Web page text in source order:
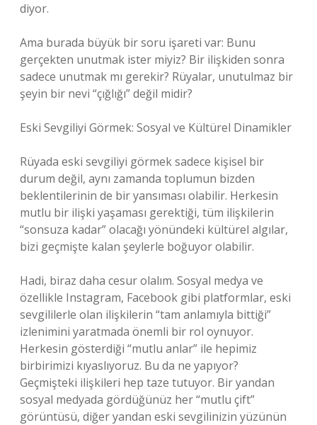
diyor.
Ama burada büyük bir soru işareti var: Bunu
gerçekten unutmak ister miyiz? Bir ilişkiden sonra
sadece unutmak mı gerekir? Rüyalar, unutulmaz bir
şeyin bir nevi “çığlığı” değil midir?
Eski Sevgiliyi Görmek: Sosyal ve Kültürel Dinamikler
Rüyada eski sevgiliyi görmek sadece kişisel bir
durum değil, aynı zamanda toplumun bizden
beklentilerinin de bir yansıması olabilir. Herkesin
mutlu bir ilişki yaşaması gerektiği, tüm ilişkilerin
“sonsuza kadar” olacağı yönündeki kültürel algılar,
bizi geçmişte kalan şeylerle boğuyor olabilir.
Hadi, biraz daha cesur olalım. Sosyal medya ve
özellikle Instagram, Facebook gibi platformlar, eski
sevgililerle olan ilişkilerin “tam anlamıyla bittiği”
izlenimini yaratmada önemli bir rol oynuyor.
Herkesin gösterdiği “mutlu anlar” ile hepimiz
birbirimizi kıyaslıyoruz. Bu da ne yapıyor?
Geçmişteki ilişkileri hep taze tutuyor. Bir yandan
sosyal medyada gördüğünüz her “mutlu çift”
görüntüsü, diğer yandan eski sevgilinizin yüzünün